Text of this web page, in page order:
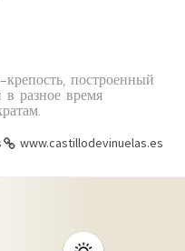
построенный
разное время
www.castillodevinuelas.es